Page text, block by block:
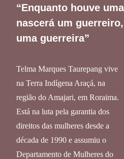
“Enquanto houve
nascerá um
uma guerreira”
Telma Marques Taurepang vive
na Terra Indígena Araçá, na
região do Amajari, em Roraima.
Está na luta pela garantia dos
direitos das mulheres desde a
década de 1990 e assumiu o
Departamento de Mulheres do